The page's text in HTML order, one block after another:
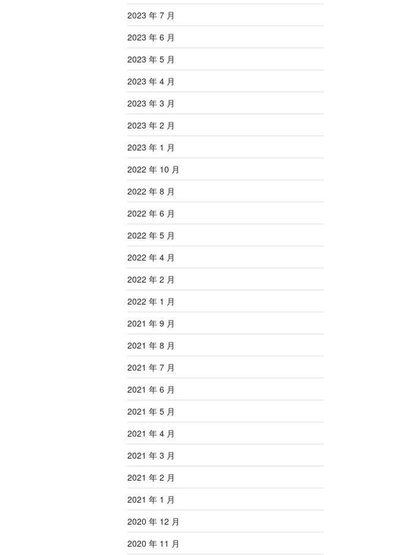
2023 年 7 月
2023 年 6 月
2023 年 5 月
2023 年 4 月
2023 年 3 月
2023 年 2 月
2023 年 1 月
2022 年 10 月
2022 年 8 月
2022 年 6 月
2022 年 5 月
2022 年 4 月
2022 年 2 月
2022 年 1 月
2021 年 9 月
2021 年 8 月
2021 年 7 月
2021 年 6 月
2021 年 5 月
2021 年 4 月
2021 年 3 月
2021 年 2 月
2021 年 1 月
2020 年 12 月
2020 年 11 月